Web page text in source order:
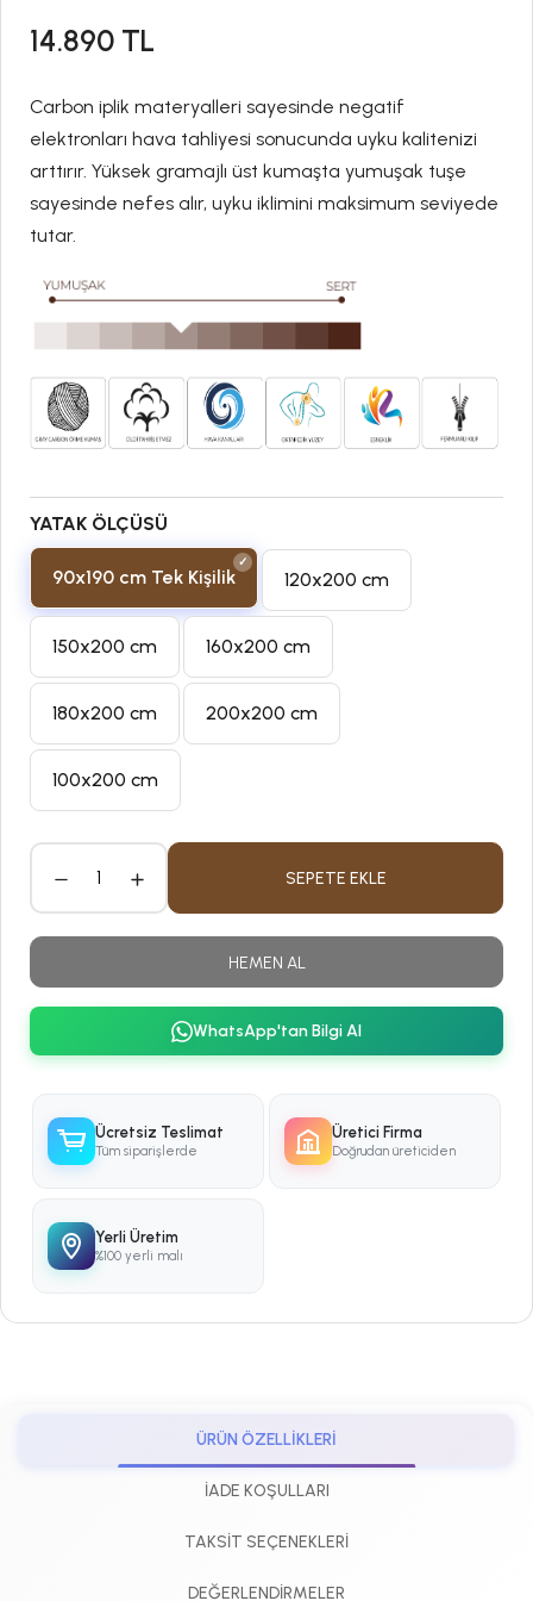
14.890 TL
Carbon iplik materyalleri sayesinde negatif
elektronları hava tahliyesi sonucunda uyku kalitenizi
arttırır. Yüksek gramajlı üst kumaşta yumuşak tuşe
sayesinde nefes alır, uyku iklimini maksimum seviyede
tutar.
YATAK ÖLÇÜSÜ
90x190 cm Tek Kişilik 120x200 cm
150x200 cm 160x200 cm
180x200 cm 200x200 cm
100x200 cm
SEPETE EKLE
HEMEN AL
WhatsApp'tan Bilgi Al
Ücretsiz Teslimat
Tüm siparişlerde
Üretici Firma
Doğrudan üreticiden
Yerli Üretim
%100 yerli malı
ÜRÜN ÖZELLIKLERI
İADE KOŞULLARI
TAKSIT SEÇENEKLERI
DEĞERLENDIRMELER